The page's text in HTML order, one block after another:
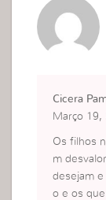
Cicera
Março 19,
Os filhos
m
desejam
o e os